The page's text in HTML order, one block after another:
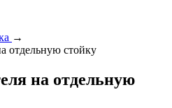
→
отдельную стойку
на отдельную